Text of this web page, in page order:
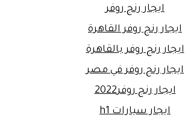
ايجار رنج روفر
ايجار رنج روفر القاهرة
ايجار رنج روفر بالقاهرة
ايجار رنج روفر في مصر
ايجار رنج روفر2022
ايجار سيارات h1